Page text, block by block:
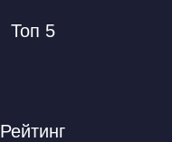
Топ 5
Рейтинг